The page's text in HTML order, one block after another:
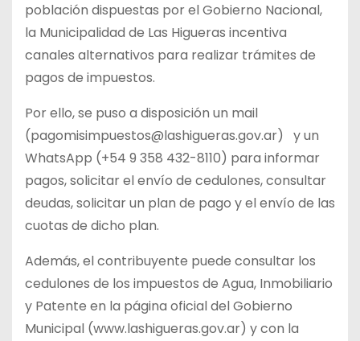
población dispuestas por el Gobierno Nacional,
la Municipalidad de Las Higueras incentiva
canales alternativos para realizar trámites de
pagos de impuestos.
Por ello, se puso a disposición un mail
(pagomisimpuestos@lashigueras.gov.ar) y un
WhatsApp (+54 9 358 432-8110) para informar
pagos, solicitar el envío de cedulones, consultar
deudas, solicitar un plan de pago y el envío de las
cuotas de dicho plan.
Además, el contribuyente puede consultar los
cedulones de los impuestos de Agua, Inmobiliario
y Patente en la página oficial del Gobierno
Municipal (www.lashigueras.gov.ar) y con la